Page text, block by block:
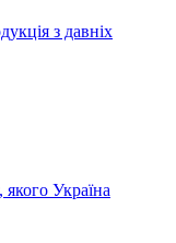
з давніх
Україна